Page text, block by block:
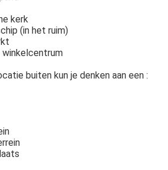
kerk
(in het ruim)
buiten kun je denken aan een :